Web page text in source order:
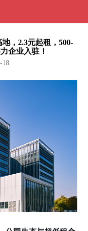
，2.3元起租，500-
企业入驻！
18